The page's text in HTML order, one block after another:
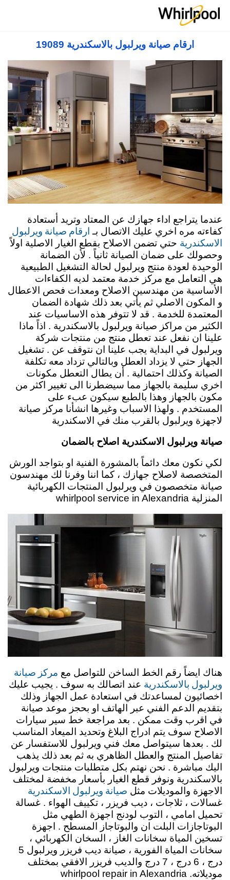
ارقام صيانة ويرلبول بالاسكندرية 19089
عندما يتراجع اداء جهازك عن المعتاد وتريد أستعادة
كفاءته مره اخري عليك الاتصال بـ ارقام صيانة ويرلبول
الاسكندرية حتي تضمن الاصلاح بقطع الغيار الاصلية اولاً
وحصولك على ضمان الصيانة ثانياً . لأن الضمانة
الوحيدة لعودة منتج ويرلبول لحالة التشغيل الطبيعية
هي التعامل مع مركز خدمة معتمد لديه الكفاءات
الأساسية من مهندسين الاصلاح ومعدات فحص الاعطال
و المكون الاصلي ثم يأتي بعد ذلك شهادة الضمان
المعتمدة للخدمة . قد لا تتوفر هذه الاساسيات عند
الكثير من مراكز صيانة ويرلبول بالاسكندرية . اذاً ماذا
علينا ان نفعل عند تعطل منتج من منتجات شركة
ويرلبول في البداية يجب علينا ان نتوقف عن . تشغيل
الجهاز حتي لا يزداد العطل وبالتالي تزداد معه تكلفة
الصيانة وكذلك احتمالية . أن يطال التعطل مكونات
اخري سليمة بالجهاز مما سيضطرنا الى تغيير اكثر من
مكون بالجهاز وهذا بالطبع سيكون عبء على
المستخدم . ولهذا الاسباب وغيرها انشأنا مركز صيانة
لاجهزة ويرلبول بالقرب منك في الاسكندرية
صيانة ويرلبول الاسكندرية اصلاح بالضمان
لكي نكون معك دائماً بالمشورة الفنية او بتواجد الورش
المتخصصة لاصلاح جهازك ، كما اننا وفرنا لك مهندسون
صيانة متخصصون في ويرلبول المنتجات الكهربائية
المنزلية whirlpool service in Alexandria
هناك ايضاً رقم الخط الساخن للتواصل مع مركز صيانة
ويرلبول بالاسكندرية عند اتصالك به سوف . يجيب عليك
اخصائيون لمساعدتك في استعادة عمل الجهاز وذلك
بتقديم الدعم الفني عبر الهاتف او بحجز موعد صيانة
في اقرب وقت ممكن . بعد مراجعة خط سير سيارات
الاصلاح سوف يتم ادراج البلاغ وتحديد الميعاد المناسب
لك . بعدها سيتواصل معك فني ويرلبول للاستفسار عن
تفاصيل المنتج والعطل الظاهري به ثم بعد ذلك يذهب
اليك مباشرة . نحن نهتم بكل متطلبات منتجات ويرلبول
بالاسكندرية ونوفر قطع الغيار بأسعار مخفضة لمختلف
الاجهزة والموديلات مثل صيانة ويرلبول الاسكندرية
غسالات ، ثلاجات ، ديب فريزر ، تكييف الهواء . غسالة
تحميل امامي ، التوب لودنج اجهزة الطهي مثل
البوتاجازات البلت ان والبوتاجاز المسطح . اجهزة
تسخين المياة سخانات الغاز ، السخان الكهربائي ،
سخانات المياة الفورية ، صيانة ديب فريزر ويرلبول 5
درج ، 6 درج ، 7 درج والديب فريزر الافقي بمختلف
موديلاته. whirlpool repair in Alexandria